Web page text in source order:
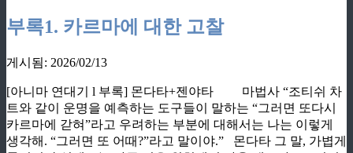
부록1. 카르마에 대한 고찰
게시됨: 2026/02/13
[아니마 연대기 l 부록] 몬다타+젠야타 마법사 “조티쉬 차
트와 같이 운명을 예측하는 도구들이 말하는 “그러면 또다시
카르마에 갇혀”라고 우려하는 부분에 대해서는 나는 이렇게
생각해. “그러면 또 어때?”라고 말이야.” 몬다타 그 말, 가볍게